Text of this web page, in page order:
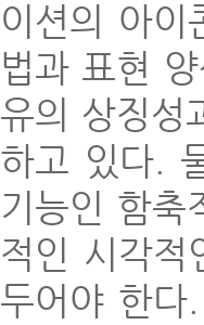
이션의 아
법과 표현
유의 상징성
하고 있다.
기능인 함축
적인 시각적
두어야 한다